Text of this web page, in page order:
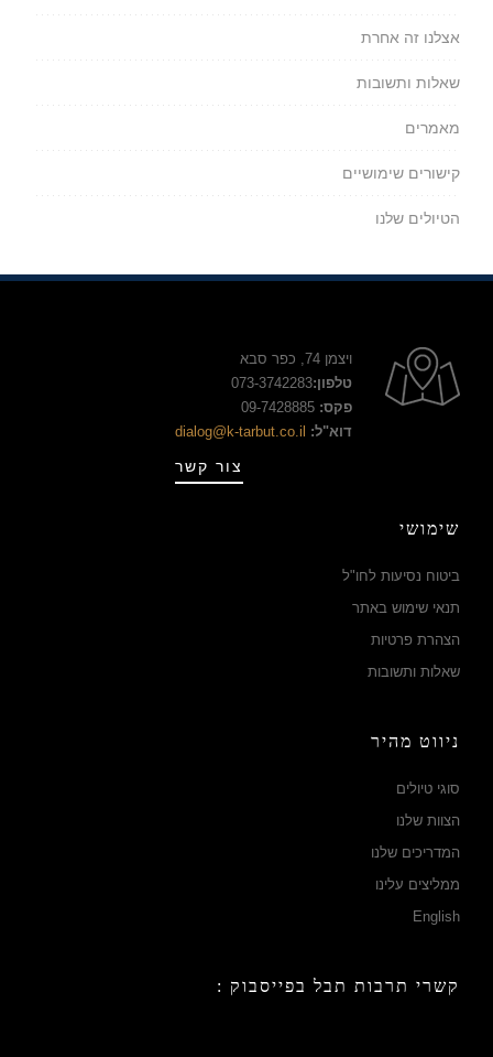
אצלנו זה אחרת
שאלות ותשובות
מאמרים
קישורים שימושיים
הטיולים שלנו
ויצמן 74, כפר סבא
טלפון:073-3742283
פקס:
דוא"ל: dialog@k-tarbut.co.il
צור קשר
שימושי
ביטוח נסיעות לחו"ל
תנאי שימוש באתר
הצהרת פרטיות
שאלות ותשובות
ניווט מהיר
סוגי טיולים
הצוות שלנו
המדריכים שלנו
ממליצים עלינו
English
קשרי תרבות תבל בפייסבוק :